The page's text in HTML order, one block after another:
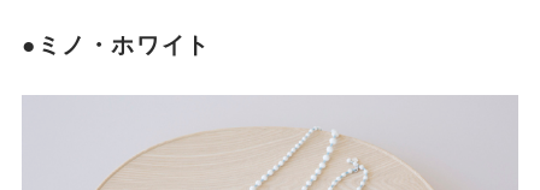
●ミノ・ホワイト